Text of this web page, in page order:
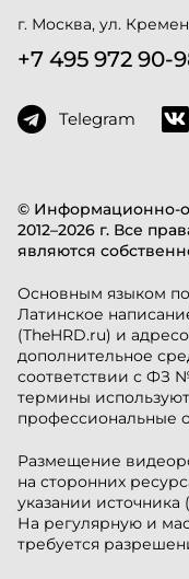
© Информационно-
2012–2026 г. Все
являются
Основным языком
Латинское
(TheHRD.ru) и
дополнительное
соответствии с ФЗ
термины
профессиональные
Размещение
на сторонних
указании источника
На регулярную и
требуется
г. Москва, ул.
+7 495 972 90-
Telegram